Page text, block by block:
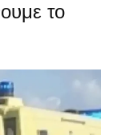
το